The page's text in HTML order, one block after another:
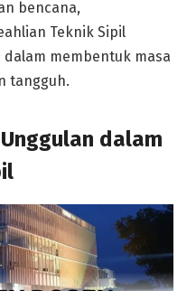
bencana,
Teknik Sipil
membentuk masa
tangguh.
dalam